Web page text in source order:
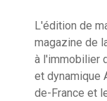
L'édition de
magazine de
à l'immobilier
et dynamique
de-France et